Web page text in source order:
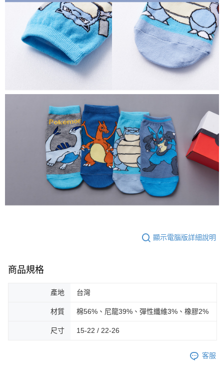
宅配
每筆NT$85，滿NT$859(含以上)免運費
顯示電腦版詳細說明
商品規格
產地 台灣
材質 棉56%、尼龍39%、彈性纖維3%、橡膠2%
尺寸 15-22 / 22-26
客服